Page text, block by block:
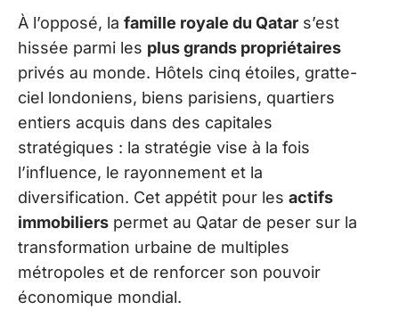
À l’opposé, la famille royale du Qatar s’est
hissée parmi les plus grands propriétaires
privés au monde. Hôtels cinq étoiles, gratte-
ciel londoniens, biens parisiens, quartiers
entiers acquis dans des capitales
stratégiques : la stratégie vise à la fois
l’influence, le rayonnement et la
diversification. Cet appétit pour les actifs
immobiliers permet au Qatar de peser sur la
transformation urbaine de multiples
métropoles et de renforcer son pouvoir
économique mondial.